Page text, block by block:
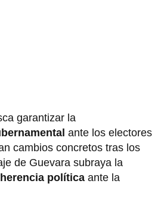
garantizar la
ante los electores
cambios concretos tras los
de Guevara subraya la
política ante la